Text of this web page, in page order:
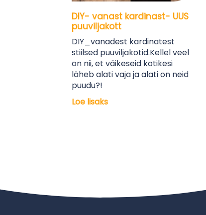
DIY- vanast kardinast- UUS
puuviljakott
DIY_vanadest kardinatest
stiilsed puuviljakotid.Kellel veel
on nii, et väikeseid kotikesi
läheb alati vaja ja alati on neid
puudu?!
Loe lisaks